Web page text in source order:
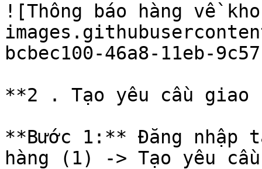
![Thông báo hàng về
bcbec100-46a8-11eb-
**2 . Tạo yêu cầu giao
**Bước 1:** Đăng nhập
hàng (1) -> Tạo yêu